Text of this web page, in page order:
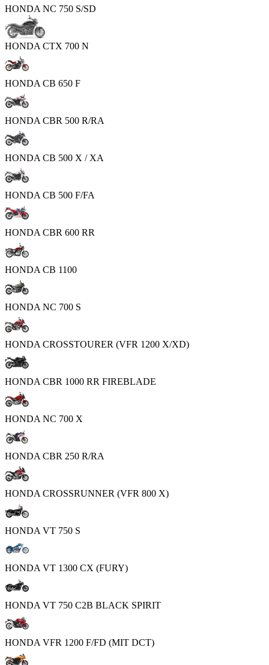
HONDA NC 750 S/SD
HONDA CTX 700 N
HONDA CB 650 F
HONDA CBR 500 R/RA
HONDA CB 500 X / XA
HONDA CB 500 F/FA
HONDA CBR 600 RR
HONDA CB 1100
HONDA NC 700 S
HONDA CROSSTOURER (VFR 1200 X/XD)
HONDA CBR 1000 RR FIREBLADE
HONDA NC 700 X
HONDA CBR 250 R/RA
HONDA CROSSRUNNER (VFR 800 X)
HONDA VT 750 S
HONDA VT 1300 CX (FURY)
HONDA VT 750 C2B BLACK SPIRIT
HONDA VFR 1200 F/FD (MIT DCT)